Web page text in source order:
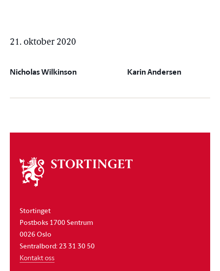
21. oktober 2020
Nicholas Wilkinson Karin Andersen
Om
stortinget
Stortinget
Postboks 1700 Sentrum
0026 Oslo
Sentralbord: 23 31 30 50
Kontakt oss